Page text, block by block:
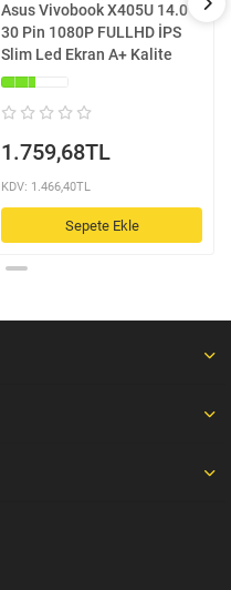
Asus Vivobook X405U 14.0 ''
30 Pin 1080P FULLHD İPS
Slim Led Ekran A+ Kalite
1.759,68TL
KDV: 1.466,40TL
Sepete Ekle